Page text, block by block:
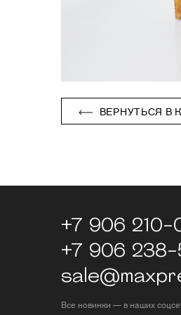
ВЕРНУТЬСЯ В
+7 906
+7 906 238-
Все новинки — в наших